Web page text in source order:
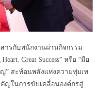
ารกับพนักงานผ่านกิจกรรม
Great Success” หรือ “มือ
” สะท้อนพลังแห่งความทุ่มเท
ญในการขับเคลื่อนองค์กรสู่